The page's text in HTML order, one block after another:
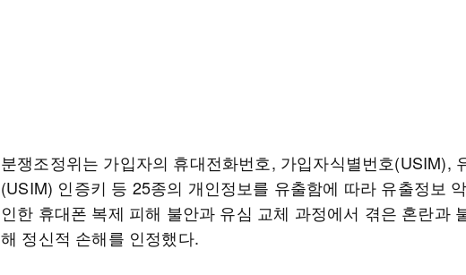
분쟁조정위는 가입자의 휴대전화번호, 가입자식별번호(USIM),
(USIM) 인증키 등 25종의 개인정보를 유출함에 따라 유출정보
인한 휴대폰 복제 피해 불안과 유심 교체 과정에서 겪은 혼란과
해 정신적 손해를 인정했다.